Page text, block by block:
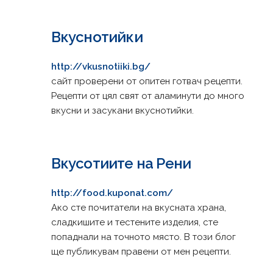
Вкуснотийки
http://vkusnotiiki.bg/
сайт проверени от опитен готвач рецепти.
Рецепти от цял свят от аламинути до много
вкусни и засукани вкуснотийки.
Вкусотиите на Рени
http://food.kuponat.com/
Ако сте почитатели на вкусната храна,
сладкишите и тестените изделия, сте
попаднали на точното място. В този блог
ще публикувам правени от мен рецепти.